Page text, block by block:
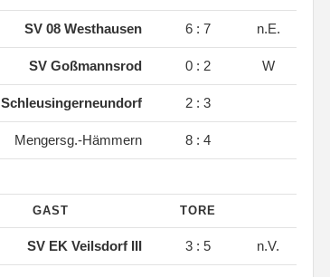
SV 08 Westhausen 6 : 7 n.E.
SV Goßmannsrod 0 : 2 W
Schleusingerneundorf 2 : 3
Mengersg.-Hämmern 8 : 4
GAST TORE
SV EK Veilsdorf III 3 : 5 n.V.